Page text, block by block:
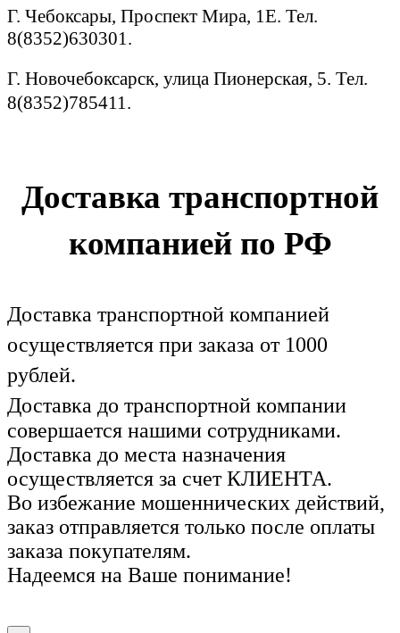
Г. Чебоксары, Проспект Мира, 1Е. Тел.
8(8352)630301.
Г. Новочебоксарск, улица Пионерская, 5. Тел.
8(8352)785411.
Доставка транспортной
компанией по РФ
Доставка транспортной компанией
осуществляется при заказа от 1000
рублей.
Доставка до транспортной компании
совершается нашими сотрудниками.
Доставка до места назначения
осуществляется за счет КЛИЕНТА.
Во избежание мошеннических действий,
заказ отправляется только после оплаты
заказа покупателям.
Надеемся на Ваше понимание!